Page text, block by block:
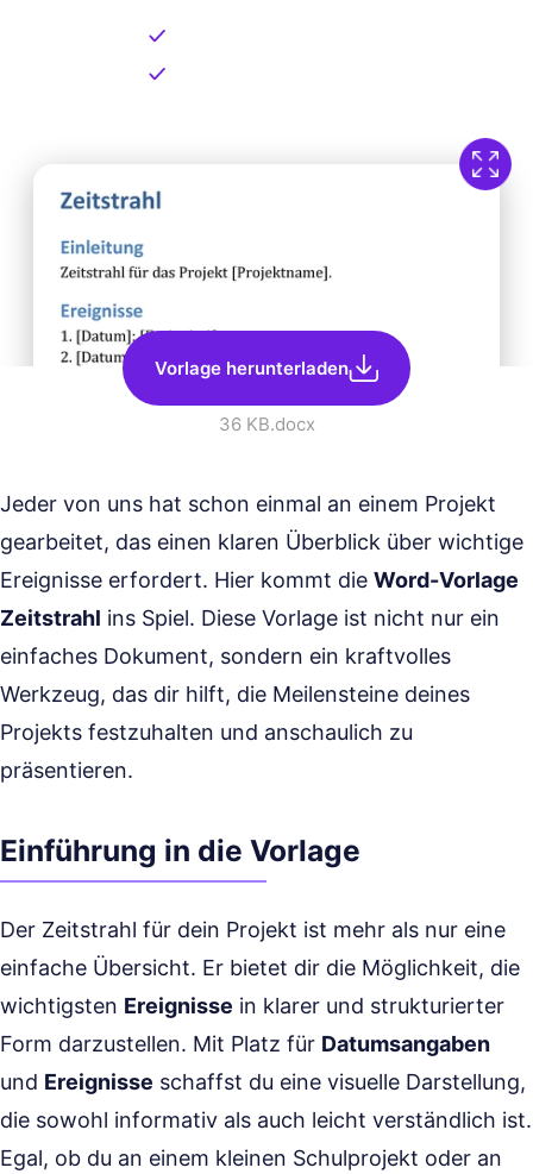
Vorlage herunterladen
36 KB.docx
Jeder von uns hat schon einmal an einem Projekt
gearbeitet, das einen klaren Überblick über wichtige
Ereignisse erfordert. Hier kommt die Word-Vorlage
Zeitstrahl ins Spiel. Diese Vorlage ist nicht nur ein
einfaches Dokument, sondern ein kraftvolles
Werkzeug, das dir hilft, die Meilensteine deines
Projekts festzuhalten und anschaulich zu
präsentieren.
Einführung in die Vorlage
Der Zeitstrahl für dein Projekt ist mehr als nur eine
einfache Übersicht. Er bietet dir die Möglichkeit, die
wichtigsten Ereignisse in klarer und strukturierter
Form darzustellen. Mit Platz für Datumsangaben
und Ereignisse schaffst du eine visuelle Darstellung,
die sowohl informativ als auch leicht verständlich ist.
Egal, ob du an einem kleinen Schulprojekt oder an